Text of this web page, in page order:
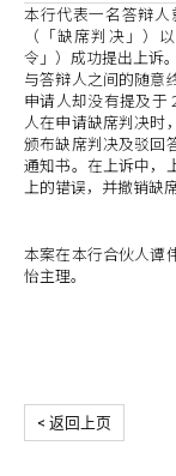
本行代表一名答辩
（「缺席判决」）
令」）成功提出上诉
与答辩人之间的随意
申请人却没有提及于
人在申请缺席判决时
颁布缺席判决及驳回
通知书。在上诉中，
上的错误，并撤销缺
本案在本行合伙人谭
怡主理。
< 返回上页